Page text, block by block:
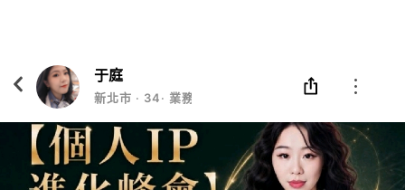
于庭
新北市 ‧ 34‧ 業務/公關/主持/頭皮管理/酸痛管理/整合行銷